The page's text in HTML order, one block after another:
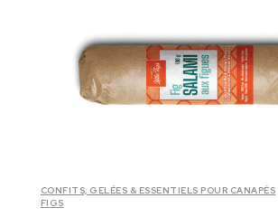
CONFITS, GELÉES & ESSENTIELS POUR CANAPÉS
FIGS